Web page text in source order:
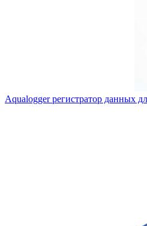
Aqualogger регистратор данных